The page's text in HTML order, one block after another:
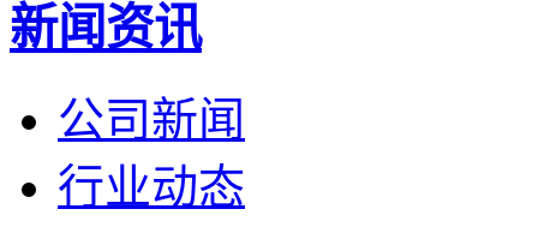
新闻资讯
公司新闻
行业动态